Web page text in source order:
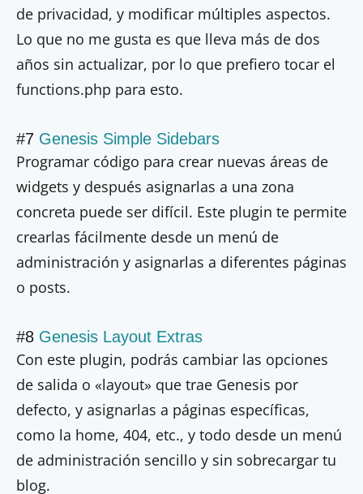
de privacidad, y modificar múltiples aspectos.
Lo que no me gusta es que lleva más de dos
años sin actualizar, por lo que prefiero tocar el
functions.php para esto.
#7 Genesis Simple Sidebars
Programar código para crear nuevas áreas de
widgets y después asignarlas a una zona
concreta puede ser difícil. Este plugin te permite
crearlas fácilmente desde un menú de
administración y asignarlas a diferentes páginas
o posts.
#8 Genesis Layout Extras
Con este plugin, podrás cambiar las opciones
de salida o «layout» que trae Genesis por
defecto, y asignarlas a páginas específicas,
como la home, 404, etc., y todo desde un menú
de administración sencillo y sin sobrecargar tu
blog.